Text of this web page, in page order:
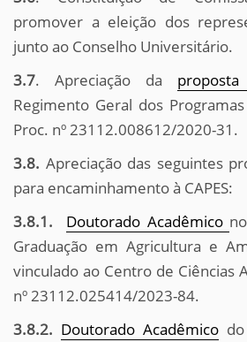
promover a eleição dos
junto ao Conselho Universitário.
3.7. Apreciação da
Regimento Geral dos
Proc. nº 23112.008612/2020-31.
3.8. Apreciação das seguintes
para encaminhamento à CAPES:
3.8.1.
Doutorado Acadêmico
Graduação em Agricultura e
vinculado ao Centro de Ciências
nº 23112.025414/2023-84.
3.8.2. Doutorado Acadêmicodo